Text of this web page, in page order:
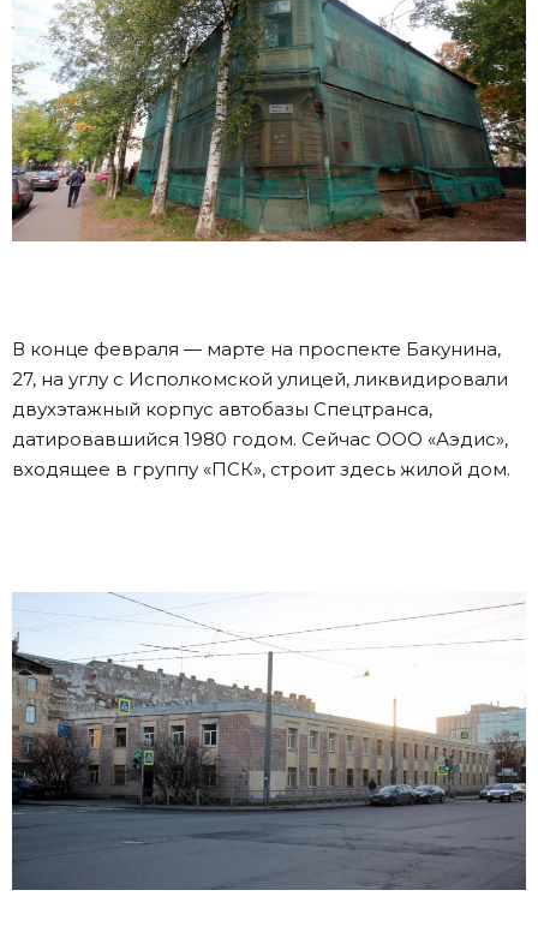
В конце февраля — марте на проспекте Бакунина,
27, на углу с Исполкомской улицей, ликвидировали
двухэтажный корпус автобазы Спецтранса,
датировавшийся 1980 годом. Сейчас ООО «Аэдис»,
входящее в группу «ПСК», строит здесь жилой дом.